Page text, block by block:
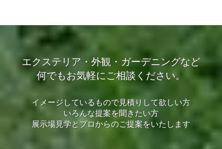
エクステリア・外観・ガーデニングなど
何でもお気軽にご相談ください。
イメージしているもので見積りして欲しい方
いろんな提案を聞きたい方
展示場見学とプロからのご提案をいたします